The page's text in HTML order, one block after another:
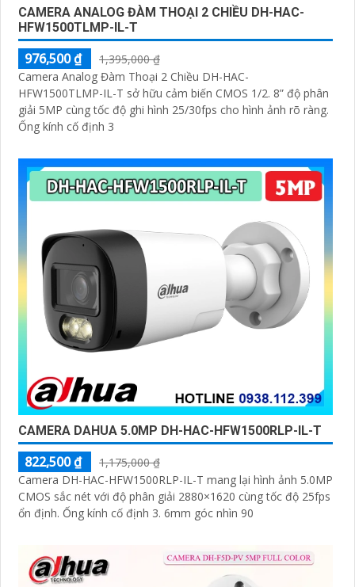
CAMERA ANALOG ĐÀM THOẠI 2 CHIỀU DH-HAC-
HFW1500TLMP-IL-T
976,500 ₫
1,395,000 ₫
Camera Analog Đàm Thoại 2 Chiều DH-HAC-
HFW1500TLMP-IL-T sở hữu cảm biến CMOS 1/2. 8” độ phân
giải 5MP cùng tốc độ ghi hình 25/30fps cho hình ảnh rõ ràng.
Ống kính cố định 3
CAMERA DAHUA 5.0MP DH-HAC-HFW1500RLP-IL-T
822,500 ₫
1,175,000 ₫
Camera DH-HAC-HFW1500RLP-IL-T mang lại hình ảnh 5.0MP
CMOS sắc nét với độ phân giải 2880×1620 cùng tốc độ 25fps
ổn định. Ống kính cố định 3. 6mm góc nhìn 90